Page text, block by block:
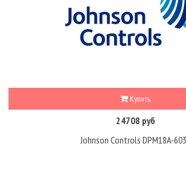
Купить
24708 руб
Johnson Controls DPM18A-